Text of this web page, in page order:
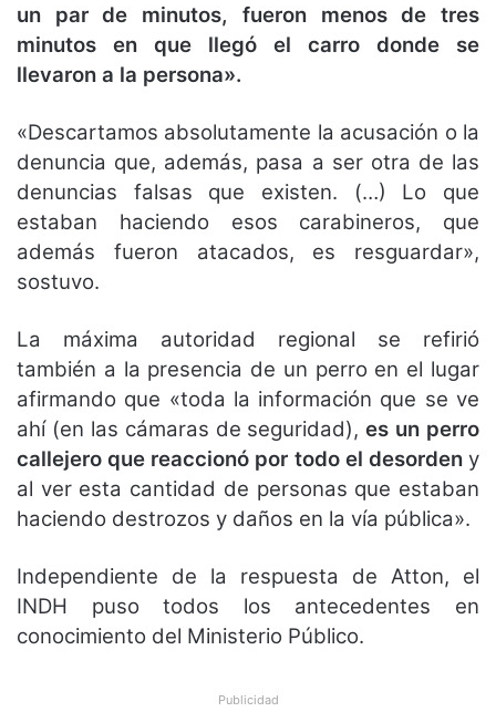
un par de minutos, fueron menos de tres
minutos en que llegó el carro donde se
llevaron a la persona».
«Descartamos absolutamente la acusación o la
denuncia que, además, pasa a ser otra de las
denuncias falsas que existen. (…) Lo que
estaban haciendo esos carabineros, que
además fueron atacados, es resguardar»,
sostuvo.
La máxima autoridad regional se refirió
también a la presencia de un perro en el lugar
afirmando que «toda la información que se ve
ahí (en las cámaras de seguridad),es un perro
callejero que reaccionó por todo el desordeny
al ver esta cantidad de personas que estaban
haciendo destrozos y daños en la vía pública».
Independiente de la respuesta de Atton, el
INDH puso todos los antecedentes en
conocimiento del Ministerio Público.
Publicidad